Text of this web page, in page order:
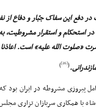
دفع این سفاک جبّار و دفاع
و استقرار مشروطیت، به
«صلوت الله علیه» است.
(
[26]
)
مشروطه در ایران بود
هـ .ق.) که محمّدعلى شاه با همکارى